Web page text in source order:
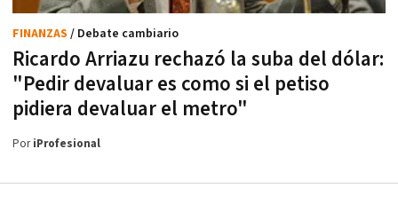
Ricardo Arriazu rechazó la suba del dólar:
"Pedir devaluar es como si el petiso
pidiera devaluar el metro"
FINANZAS / Debate cambiario
PoriProfesional